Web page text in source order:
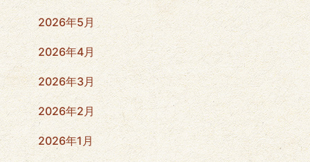
2026年5月
2026年4月
2026年3月
2026年2月
2026年1月